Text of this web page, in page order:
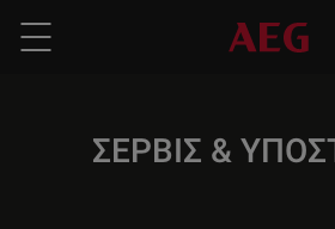
Menu
ΣΈΡΒΙΣ &